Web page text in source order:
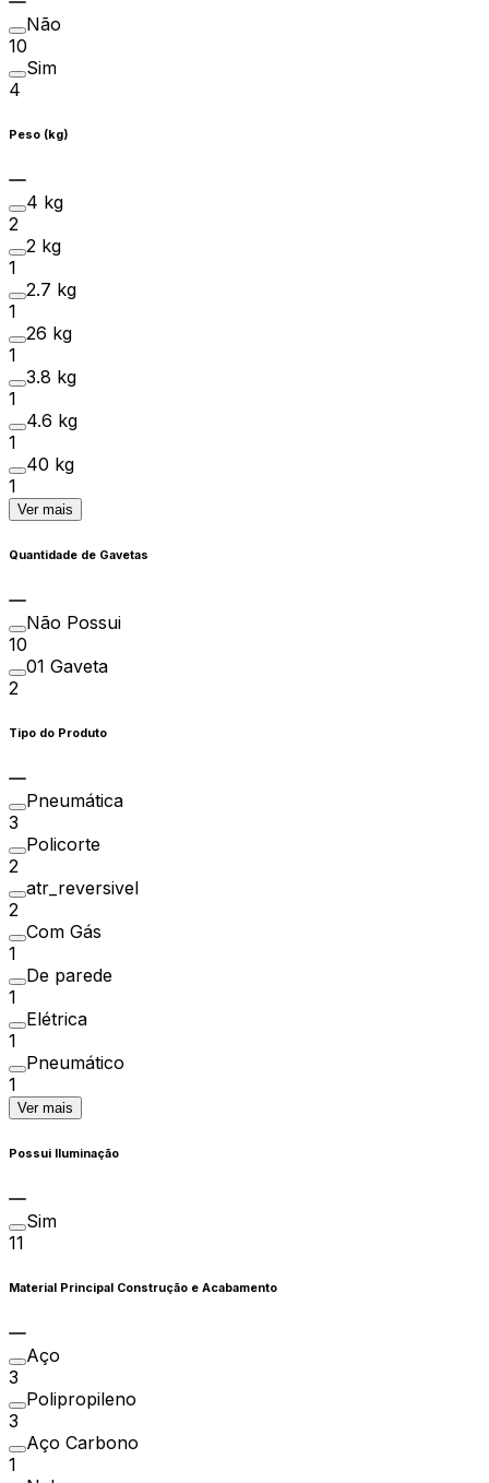
Não
10
Sim
4
Peso (kg)
4 kg
2
2 kg
1
2.7 kg
1
26 kg
1
3.8 kg
1
4.6 kg
1
40 kg
1
Ver mais
Quantidade de Gavetas
Não Possui
10
01 Gaveta
2
Tipo do Produto
Pneumática
3
Policorte
2
atr_reversivel
2
Com Gás
1
De parede
1
Elétrica
1
Pneumático
1
Ver mais
Possui Iluminação
Sim
11
Material Principal Construção e Acabamento
Aço
3
Polipropileno
3
Aço Carbono
1